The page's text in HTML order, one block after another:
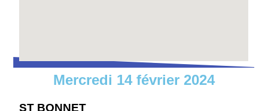
Mercredi 14 février 2024
ST BONNET